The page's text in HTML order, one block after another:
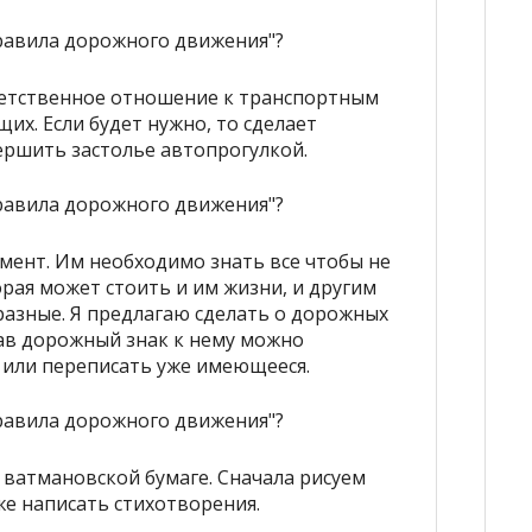
отношение к транспортным
Если будет нужно, то сделает
застолье автопрогулкой.
Им необходимо знать все чтобы не
может стоить и им жизни, и другим
Я предлагаю сделать о дорожных
дорожный знак к нему можно
переписать уже имеющееся.
бумаге. Сначала рисуем
написать стихотворения.